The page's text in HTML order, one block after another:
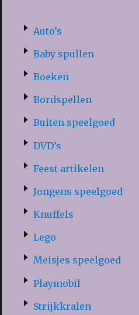
Auto’s
Baby spullen
Boeken
Bordspellen
Buiten speelgoed
DVD’s
Feest artikelen
Jongens speelgoed
Knuffels
Lego
Meisjes speelgoed
Playmobil
Strijkkralen